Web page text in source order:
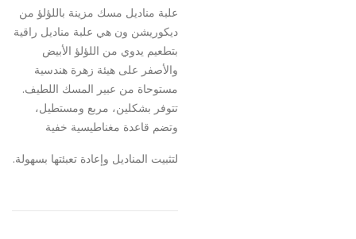
علبة مناديل مسك مزينة باللؤلؤ من
ديكوريشن ون هي علبة مناديل راقية
بتطعيم يدوي من اللؤلؤ الأبيض
والأصفر على هيئة زهرة هندسية
مستوحاة من عبير المسك اللطيف.
تتوفر بشكلين، مربع ومستطيل،
وتضم قاعدة مغناطيسية خفية
لتثبيت المناديل وإعادة تعبئتها بسهولة.